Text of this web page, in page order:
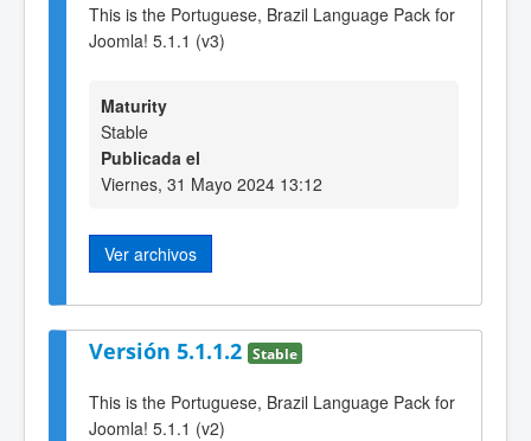
This is the Portuguese, Brazil Language Pack for
Joomla! 5.1.1 (v3)
Maturity
Stable
Publicada el
Viernes, 31 Mayo 2024 13:12
Ver archivos
Versión 5.1.1.2 Stable
This is the Portuguese, Brazil Language Pack for
Joomla! 5.1.1 (v2)